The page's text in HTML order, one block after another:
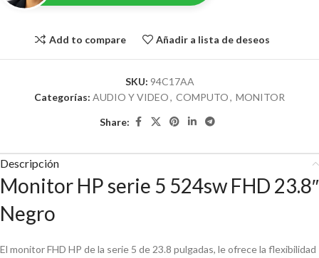
Add to compare Añadir a lista de deseos
SKU: 94C17AA
Categorías: AUDIO Y VIDEO, COMPUTO, MONITOR
Share:
Descripción
Monitor HP serie 5 524sw FHD 23.8″
Negro
El monitor FHD HP de la serie 5 de 23.8 pulgadas, le ofrece la flexibilidad